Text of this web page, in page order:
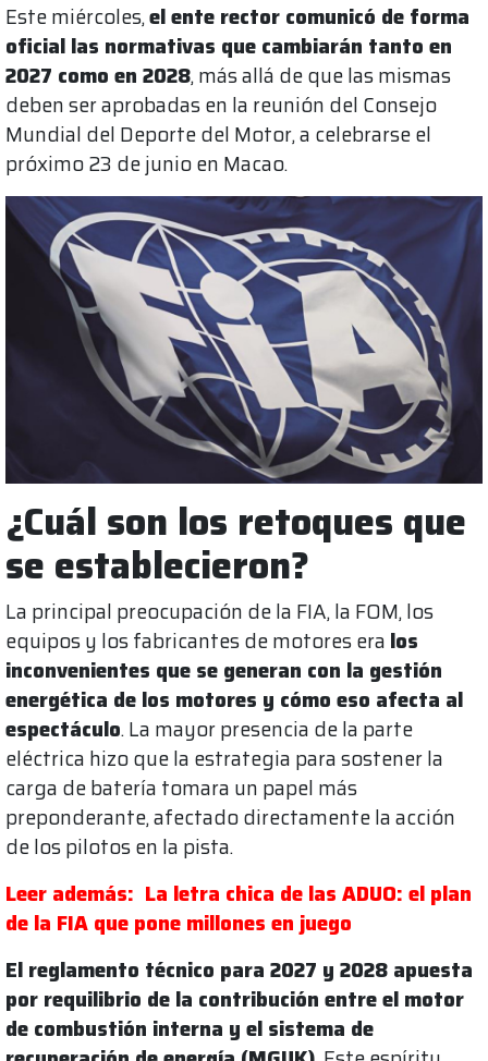
Este miércoles,el ente rector comunicó de forma
oficial las normativas que cambiarán tanto en
2027 como en 2028, más allá de que las mismas
deben ser aprobadas en la reunión del Consejo
Mundial del Deporte del Motor, a celebrarse el
próximo 23 de junio en Macao.
¿Cuál son los retoques que
se establecieron?
La principal preocupación de la FIA, la FOM, los
equipos y los fabricantes de motores era los
inconvenientes que se generan con la gestión
energética de los motores y cómo eso afecta al
espectáculo. La mayor presencia de la parte
eléctrica hizo que la estrategia para sostener la
carga de batería tomara un papel más
preponderante, afectado directamente la acción
de los pilotos en la pista.
Leer además: La letra chica de las ADUO: el plan
de la FIA que pone millones en juego
El reglamento técnico para 2027 y 2028 apuesta
por requilibrio de la contribución entre el motor
de combustión interna y el sistema de